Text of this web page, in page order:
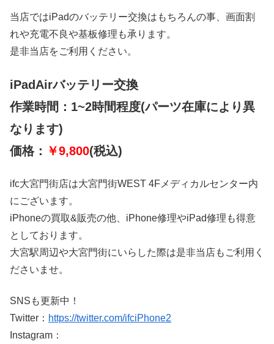
当店ではiPadのバッテリー交換はもちろんの事、画面割
れや充電不良や基板修理も承ります。
是非当店をご利用ください。
iPadAirバッテリー交換
作業時間：1~2時間程度(パーツ在庫により異
なります)
価格： ￥9,800(税込)
ifc大宮門街店は大宮門街WEST 4Fメディカルセンター内
にございます。
iPhoneの買取&販売の他、iPhone修理やiPad修理も得意
としております。
大宮駅周辺や大宮門街にいらした際は是非当店もご利用く
ださいませ。
SNSも更新中！
Twitter： https://twitter.com/ifciPhone2
Instagram：